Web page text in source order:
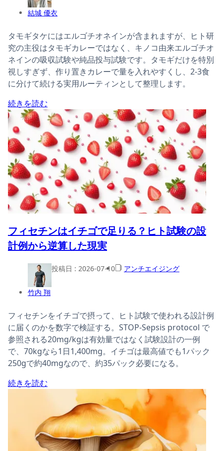
結城 優衣
タモギタケにはエルゴチオネインが含まれますが、ヒト研
究の主役はタモギカレーではなく、キノコ由来エルゴチオ
ネインの吸収試験や純品投与試験です。タモギだけを特別
視しすぎず、作り置きカレーで量を入れやすくし、2-3食
に分けて続ける実用ルーティンとして整理します。
続きを読む
フィセチンはイチゴで足りる？ヒト試験の設
計例から逆算した現実
竹内 翔
投稿日 : 2026-07-10 アンチエイジング
フィセチンをイチゴで摂って、ヒト試験で使われる設計例
に届くのかを数字で検証する。STOP-Sepsis protocol で
参照される20mg/kgは有効量ではなく試験設計の一例
で、70kgなら1日1,400mg。イチゴは最高値でも1パック
250gで約40mgなので、約35パック必要になる。
続きを読む